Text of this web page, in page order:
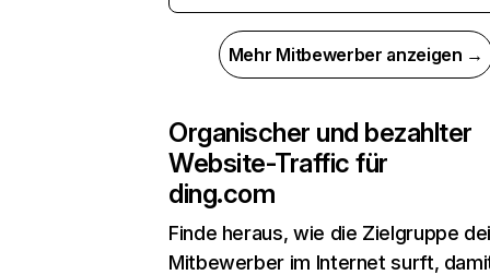
Mehr Mitbewerber anzeigen →
Organischer und bezahlter
Website-Traffic für
ding.com
Finde heraus, wie die Zielgruppe
Mitbewerber im Internet surft,